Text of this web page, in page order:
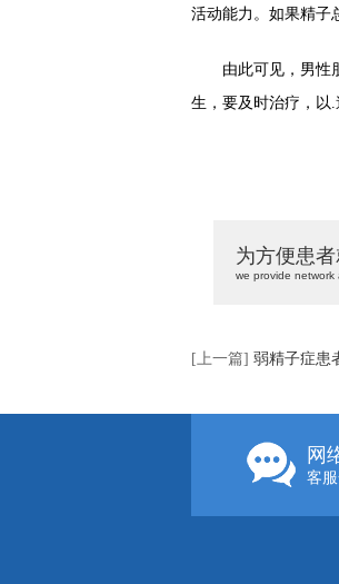
活动能力。如果精子
由此可见，男性朋
生，要及时治疗，以.
为方便患
we provide network
[上一篇] 弱精子症患
网
客